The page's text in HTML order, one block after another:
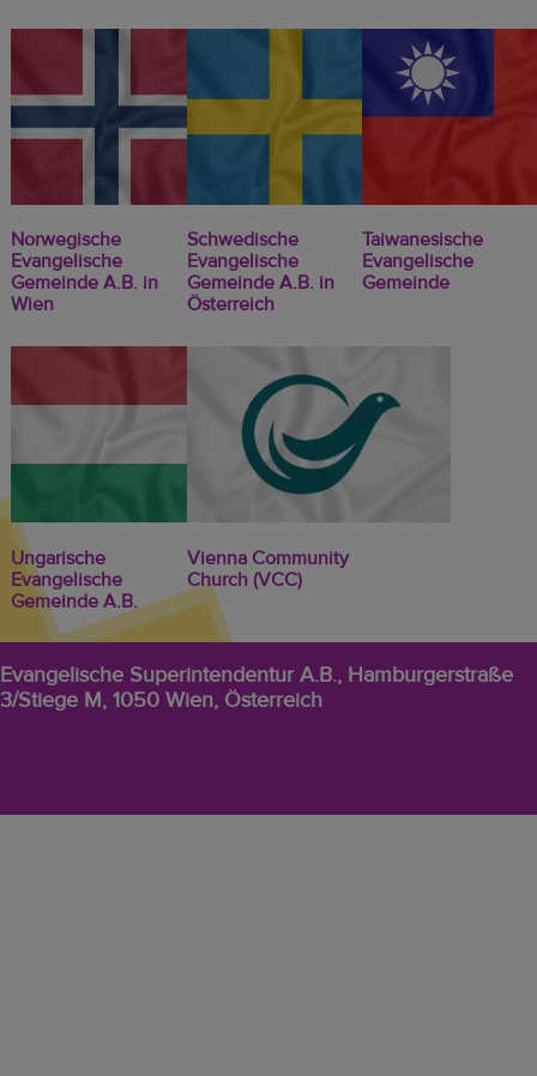
Norwegische
Evangelische
Gemeinde A.B. in
Wien
Schwedische
Evangelische
Gemeinde A.B. in
Österreich
Taiwanesische
Evangelische
Gemeinde
Ungarische
Evangelische
Gemeinde A.B.
Vienna Community
Church (VCC)
Evangelische Superintendentur A.B., Hamburgerstraße
3/Stiege M, 1050 Wien, Österreich